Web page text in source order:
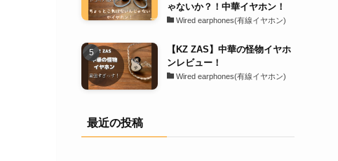
ゃないか？！中華イヤホン！
Wired earphones(有線イヤホン)
【KZ ZAS】中華の怪物イヤホ
ンレビュー！
Wired earphones(有線イヤホン)
最近の投稿